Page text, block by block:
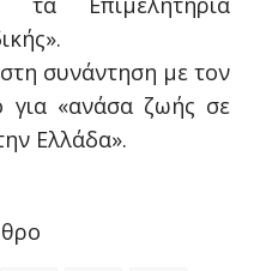
συνάντηση με τον
για «ανάσα ζωής σε
Ελλάδα».